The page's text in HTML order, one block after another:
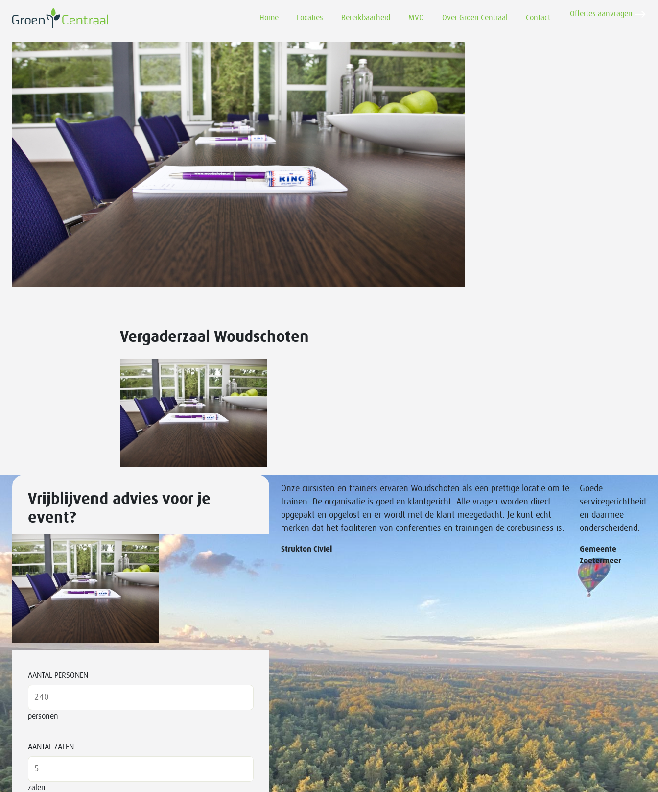
Home Locaties Bereikbaarheid MVO Over Groen Centraal Contact
Offertes aanvragen
Vergaderzaal Woudschoten
Vrijblijvend advies voor je
event?
AANTAL PERSONEN
personen
AANTAL ZALEN
zalen
Onze cursisten en trainers ervaren Woudschoten als een prettige locatie om te
trainen. De organisatie is goed en klantgericht. Alle vragen worden direct
opgepakt en opgelost en er wordt met de klant meegedacht. Je kunt echt
merken dat het faciliteren van conferenties en trainingen de corebusiness is.
Strukton Civiel
Goede
servicegerichtheid
en daarmee
onderscheidend.
Gemeente
Zoetermeer